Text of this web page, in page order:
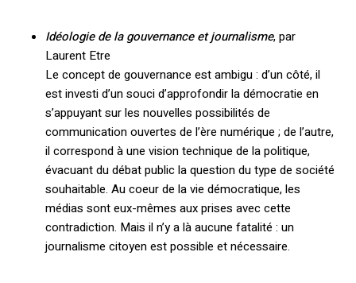
Idéologie de la gouvernance et journalisme, par
Laurent Etre
Le concept de gouvernance est ambigu : d’un côté, il
est investi d’un souci d’approfondir la démocratie en
s’appuyant sur les nouvelles possibilités de
communication ouvertes de l’ère numérique ; de l’autre,
il correspond à une vision technique de la politique,
évacuant du débat public la question du type de société
souhaitable. Au coeur de la vie démocratique, les
médias sont eux-mêmes aux prises avec cette
contradiction. Mais il n’y a là aucune fatalité : un
journalisme citoyen est possible et nécessaire.